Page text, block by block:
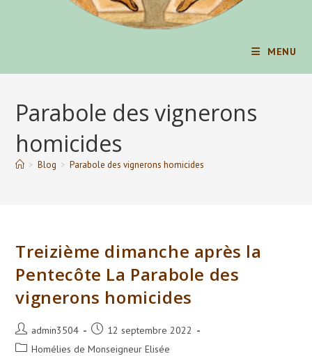
MENU
Parabole des vignerons
homicides
> Blog > Parabole des vignerons homicides
Treizième dimanche après la
Pentecôte La Parabole des
vignerons homicides
Auteur/autrice
de
admin3504
Publication
publiée :
12 septembre 2022
PostHomélies de Monseigneur Elisée